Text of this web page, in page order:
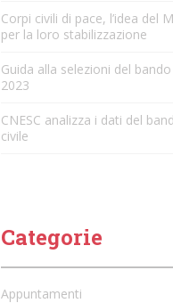
Corpi civili di pace, l’idea del
per la loro stabilizzazione
Guida alla selezioni del
2023
CNESC analizza i dati del
civile
Categorie
Appuntamenti